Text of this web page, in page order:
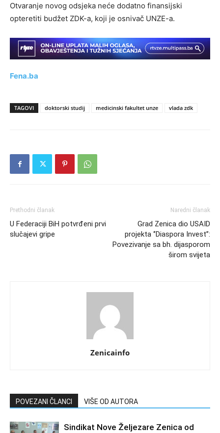
Otvaranje novog odsjeka neće dodatno finansijski
opteretiti budžet ZDK-a, koji je osnivač UNZE-a.
Fena.ba
TAGOVI doktorski studij medicinski fakultet unze vlada zdk
Prethodni članak
U Federaciji BiH potvrđeni prvi
slučajevi gripe
Naredni članak
Grad Zenica dio USAID
projekta ‘’Diaspora Invest’’:
Povezivanje sa bh. dijasporom
širom svijeta
Zenicainfo
POVEZANI ČLANCI VIŠE OD AUTORA
Sindikat Nove Željezare Zenica od